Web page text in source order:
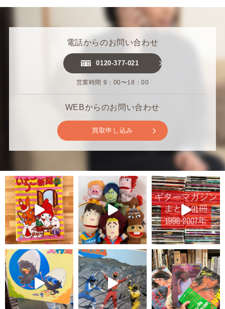
電話からのお問い合わせ
0120-377-021
営業時間 9：00〜18：00
WEBからのお問い合わせ
買取申し込み